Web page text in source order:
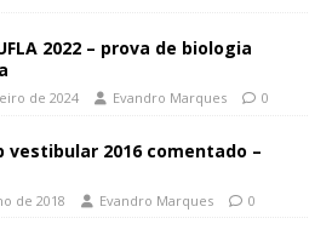
2022 – prova de biologia
de 2024 Evandro Marques 0
vestibular 2016 comentado –
de 2018 Evandro Marques 0